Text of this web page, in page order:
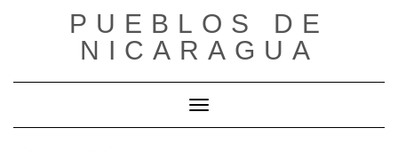
PUEBLOS DE
NICARAGUA
Cambiar modo de navegación